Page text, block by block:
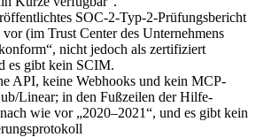
SOC-2-Typ-2-Prüfungsbericht
(im Trust Center des Unternehmens
nicht jedoch als zertifiziert
es gibt kein SCIM.
API, keine Webhooks und kein MCP-
Linear; in den Fußzeilen der Hilfe-
wie vor „2020–2021“, und es gibt kein